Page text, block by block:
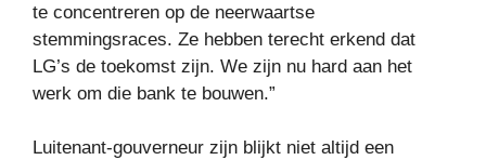
te concentreren op de neerwaartse
stemmingsraces. Ze hebben terecht erkend dat
LG’s de toekomst zijn. We zijn nu hard aan het
werk om die bank te bouwen.”
Luitenant-gouverneur zijn blijkt niet altijd een